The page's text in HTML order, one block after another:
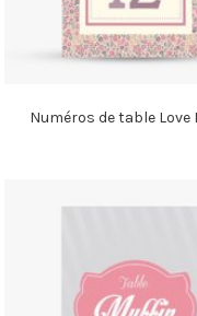
Numéros de table Love